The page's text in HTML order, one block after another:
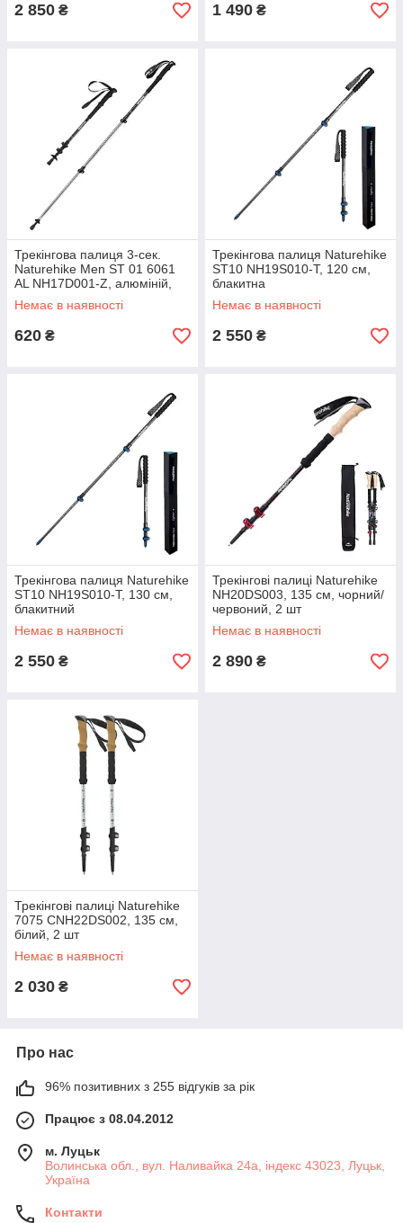
2 850 ₴ 1 490 ₴
Трекінгова палиця 3-сек.
Naturehike Men ST 01 6061
AL NH17D001-Z, алюміній,
чорна
Немає в наявності
620 ₴
Трекінгова палиця Naturehike
ST10 NH19S010-T, 120 см,
блакитна
Немає в наявності
2 550 ₴
Трекінгова палиця Naturehike
ST10 NH19S010-T, 130 см,
блакитний
Немає в наявності
2 550 ₴
Трекінгові палиці Naturehike
NH20DS003, 135 см, чорний/
червоний, 2 шт
Немає в наявності
2 890 ₴
Трекінгові палиці Naturehike
7075 CNH22DS002, 135 см,
білий, 2 шт
Немає в наявності
2 030 ₴
Про нас
96% позитивних з 255 відгуків за рік
Працює з 08.04.2012
м. Луцьк
Волинська обл., вул. Наливайка 24а, індекс 43023, Луцьк,
Україна
Контакти